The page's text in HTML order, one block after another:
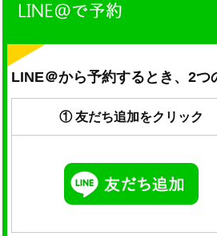
LINE＠から予約するとき、2つ
① 友だち追加をクリック